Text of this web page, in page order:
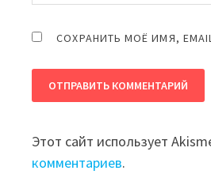
СОХРАНИТЬ МОЁ ИМЯ,
Этот сайт использует
комментариев.